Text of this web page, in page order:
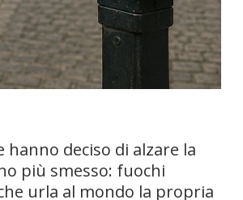
deciso di alzare la
più smesso: fuochi
urla al mondo la propria